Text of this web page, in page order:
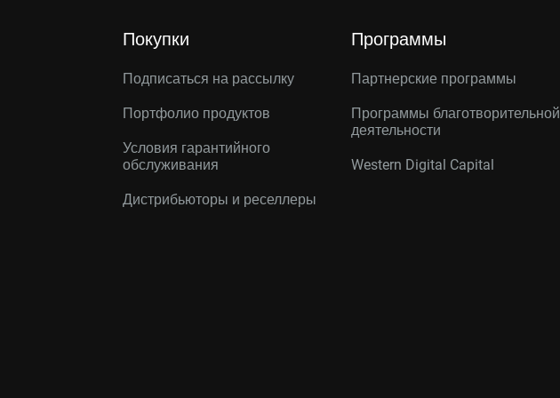
Покупки
Подписаться на рассылку
Портфолио продуктов
Условия гарантийного
обслуживания
Дистрибьюторы и реселлеры
Программы
Партнерские программы
Программы благотворительной
деятельности
Western Digital Capital